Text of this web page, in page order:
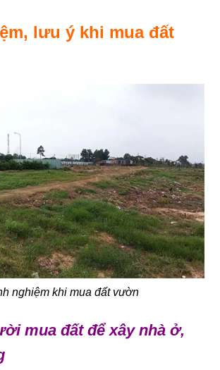
lưu ý khi mua đất
nghiệm khi mua đất vườn
mua đất để xây nhà ở,